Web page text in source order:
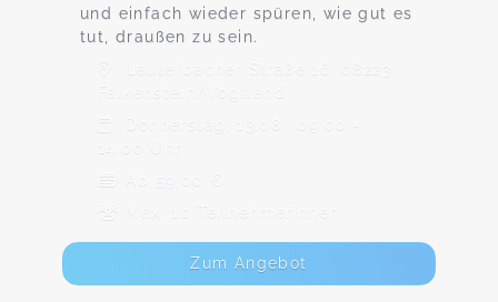
und einfach wieder spüren, wie gut es
tut, draußen zu sein.
Lauterbacher Straße 16, 08223
Falkenstein/Vogtland
Donnerstag, 13.08., 09:00 -
14:00 Uhr
Ab 59,00 €
Max. 10 TeilnehmerInnen
Zum Angebot